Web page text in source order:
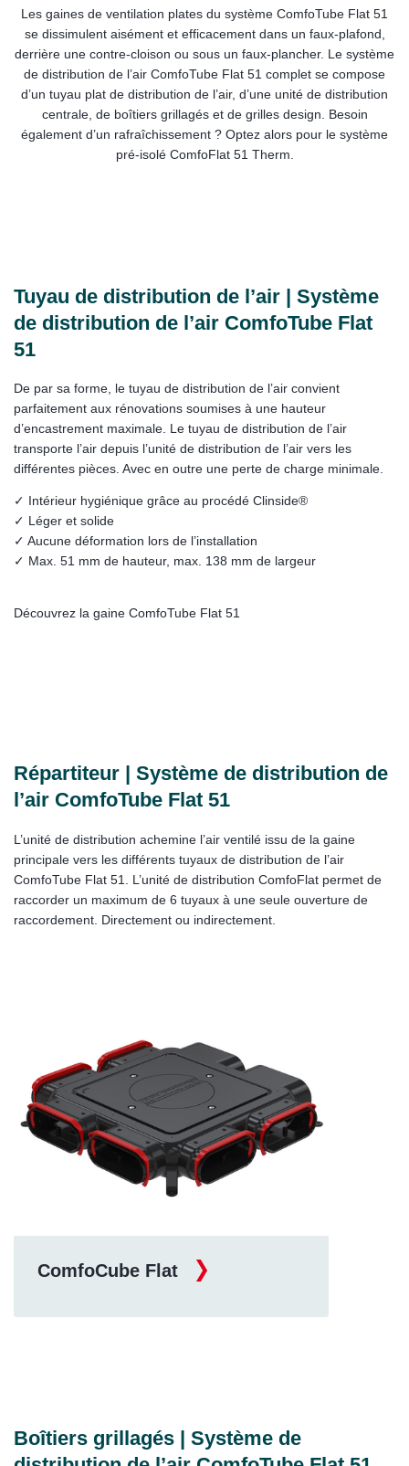
Les gaines de ventilation plates du système ComfoTube Flat 51
se dissimulent aisément et efficacement dans un faux-plafond,
derrière une contre-cloison ou sous un faux-plancher. Le système
de distribution de l’air ComfoTube Flat 51 complet se compose
d’un tuyau plat de distribution de l’air, d’une unité de distribution
centrale, de boîtiers grillagés et de grilles design. Besoin
également d’un rafraîchissement ? Optez alors pour le système
pré-isolé ComfoFlat 51 Therm.
Tuyau de distribution de l’air | Système
de distribution de l’air ComfoTube Flat
51
De par sa forme, le tuyau de distribution de l’air convient
parfaitement aux rénovations soumises à une hauteur
d’encastrement maximale. Le tuyau de distribution de l’air
transporte l’air depuis l’unité de distribution de l’air vers les
différentes pièces. Avec en outre une perte de charge minimale.
✓ Intérieur hygiénique grâce au procédé Clinside®
✓ Léger et solide
✓ Aucune déformation lors de l’installation
✓ Max. 51 mm de hauteur, max. 138 mm de largeur
Découvrez la gaine ComfoTube Flat 51
Répartiteur | Système de distribution de
l’air ComfoTube Flat 51
L’unité de distribution achemine l’air ventilé issu de la gaine
principale vers les différents tuyaux de distribution de l’air
ComfoTube Flat 51. L’unité de distribution ComfoFlat permet de
raccorder un maximum de 6 tuyaux à une seule ouverture de
raccordement. Directement ou indirectement.
ComfoCube Flat
Boîtiers grillagés | Système de